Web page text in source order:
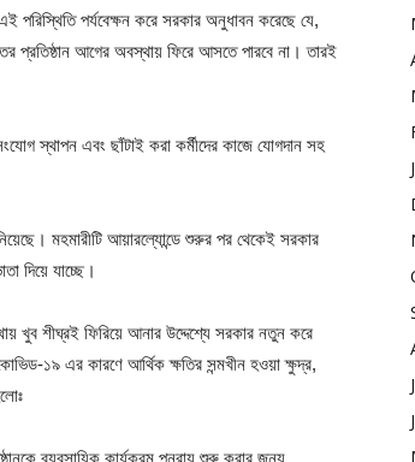
পর্যবেক্ষন করে সরকার অনুধাবন করেছে যে,
প্রতিষ্ঠান আগের অবস্থায় ফিরে আসতে পারবে না। তারই
স্থাপন এবং ছাঁটাই করা কর্মীদের কাজে যোগদান সহ
মহমারীটি আয়ারল্যােন্ডে শুরুর পর থেকেই সরকার
দিয়ে যাচ্ছে।
খুব শীঘ্রই ফিরিয়ে আনার উদ্দেশ্যে সরকার নতুন করে
১৯ এর কারণে আর্থিক ক্ষতির সন্মখীন হওয়া ক্ষুদ্র,
ব্যবসায়িক কার্যক্রম পুনরায় শুরু করার জন্য